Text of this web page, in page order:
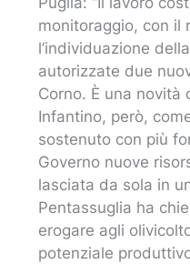
monitoraggio, con il
l’individuazione
autorizzate due
Corno. È una novità
Infantino, però,
sostenuto con più
Governo nuove
lasciata da sola in
Pentassuglia ha
erogare agli
potenziale